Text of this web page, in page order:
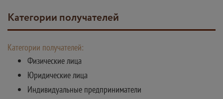
Категории получателей
Категории получателей:
Физические лица
Юридические лица
Индивидуальные предприниматели